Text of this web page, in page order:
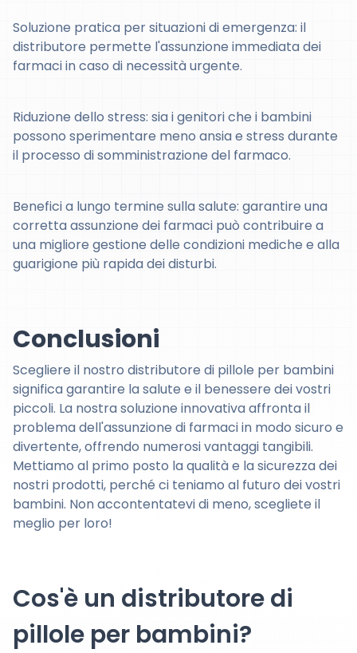
Soluzione pratica per situazioni di emergenza: il
distributore permette l'assunzione immediata dei
farmaci in caso di necessità urgente.
Riduzione dello stress: sia i genitori che i bambini
possono sperimentare meno ansia e stress durante
il processo di somministrazione del farmaco.
Benefici a lungo termine sulla salute: garantire una
corretta assunzione dei farmaci può contribuire a
una migliore gestione delle condizioni mediche e alla
guarigione più rapida dei disturbi.
Conclusioni
Scegliere il nostro distributore di pillole per bambini
significa garantire la salute e il benessere dei vostri
piccoli. La nostra soluzione innovativa affronta il
problema dell'assunzione di farmaci in modo sicuro e
divertente, offrendo numerosi vantaggi tangibili.
Mettiamo al primo posto la qualità e la sicurezza dei
nostri prodotti, perché ci teniamo al futuro dei vostri
bambini. Non accontentatevi di meno, scegliete il
meglio per loro!
Cos'è un distributore di
pillole per bambini?